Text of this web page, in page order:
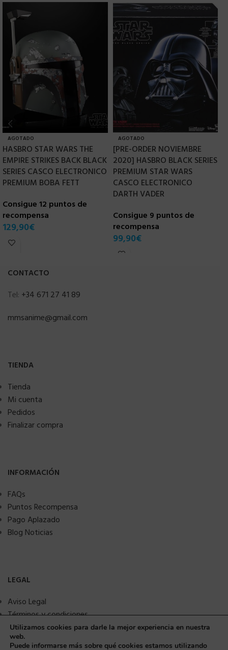
AGOTADO
HASBRO STAR WARS THE
EMPIRE STRIKES BACK BLACK
SERIES CASCO ELECTRONICO
PREMIUM BOBA FETT
Consigue 12 puntos de
recompensa
129,90€
AGOTADO
[PRE-ORDER NOVIEMBRE
2020] HASBRO BLACK SERIES
PREMIUM STAR WARS
CASCO ELECTRONICO
DARTH VADER
Consigue 9 puntos de
recompensa
99,90€
CONTACTO
Tel: +34 671 27 41 89
mmsanime@gmail.com
TIENDA
Tienda
Mi cuenta
Pedidos
Finalizar compra
INFORMACIÓN
FAQs
Puntos Recompensa
Pago Aplazado
Blog Noticias
LEGAL
Aviso Legal
Términos y condiciones
Política de privacidad
Política de Cookies
Utilizamos cookies para darle la mejor experiencia en nuestra
web.
Puede informarse más sobre qué cookies estamos utilizando